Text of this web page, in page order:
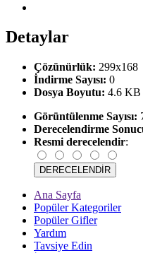
Detaylar
Çözünürlük: 299x168
İndirme Sayısı: 0
Dosya Boyutu: 4.6 KB
Görüntülenme Sayısı:
Derecelendirme
Resmi derecelendir:
Ana Sayfa
Popüler Kategoriler
Popüler Gifler
Yardım
Tavsiye Edin